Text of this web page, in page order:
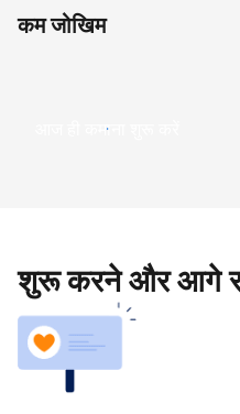
कम जोखिम
आज ही कमाना शुरू करें
शुरू करने और आगे